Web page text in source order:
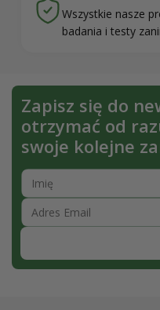
Wszystkie nasze
badania i testy
Zapisz się do
otrzymać od
swoje kolejne